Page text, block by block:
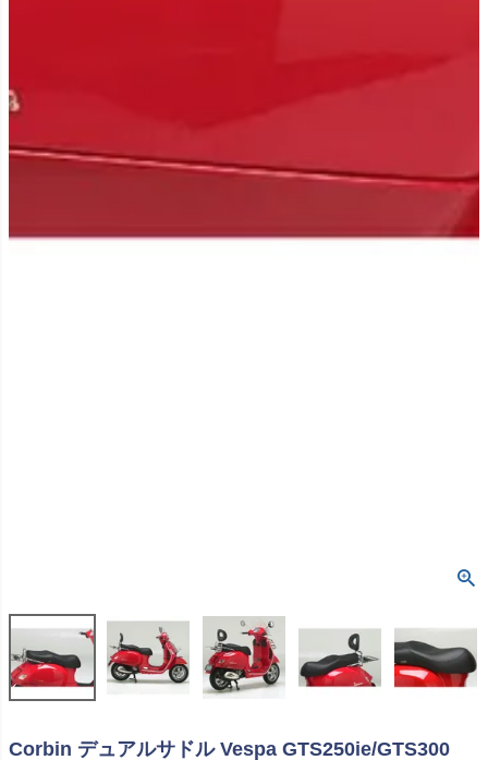
Corbin デュアルサドル Vespa GTS250ie/GTS300